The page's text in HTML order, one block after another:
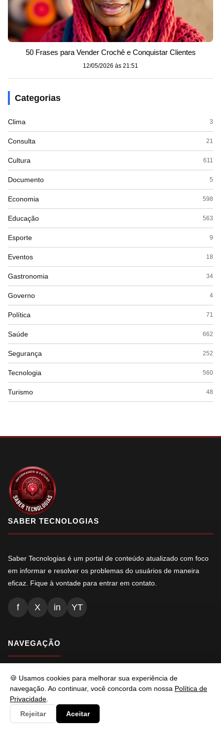
🍪 Usamos cookies para melhorar sua experiência de
navegação. Ao continuar, você concorda com nossa Política de
Privacidade
Rejeitar
Aceitar
50 Frases para Vender Crochê e Conquistar Clientes
12/05/2026 às 21:51
Categorias
Clima 3
Consulta 21
Cultura 611
Documento 5
Economia 598
Educação 563
Esporte 9
Eventos 18
Gastronomia 34
Governo 4
Política 71
Saúde 662
Segurança 252
Tecnologia 560
Turismo 48
SABER TECNOLOGIAS
Saber Tecnologias é um portal de conteúdo atualizado com foco
em informar e resolver os problemas do usuários de maneira
eficaz. Fique à vontade para entrar em contato.
f X in YT
NAVEGAÇÃO
Conteúdos
Busca